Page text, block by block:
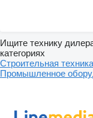
Ищите технику
категориях
Строительная техника
Промышленное